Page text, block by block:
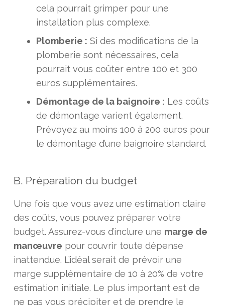
cela pourrait grimper pour une
installation plus complexe.
Plomberie : Si des modifications de la
plomberie sont nécessaires, cela
pourrait vous coûter entre 100 et 300
euros supplémentaires.
Démontage de la baignoire : Les coûts
de démontage varient également.
Prévoyez au moins 100 à 200 euros pour
le démontage d’une baignoire standard.
B. Préparation du budget
Une fois que vous avez une estimation claire
des coûts, vous pouvez préparer votre
budget. Assurez-vous d’inclure une marge de
manœuvre pour couvrir toute dépense
inattendue. L’idéal serait de prévoir une
marge supplémentaire de 10 à 20% de votre
estimation initiale. Le plus important est de
ne pas vous précipiter et de prendre le